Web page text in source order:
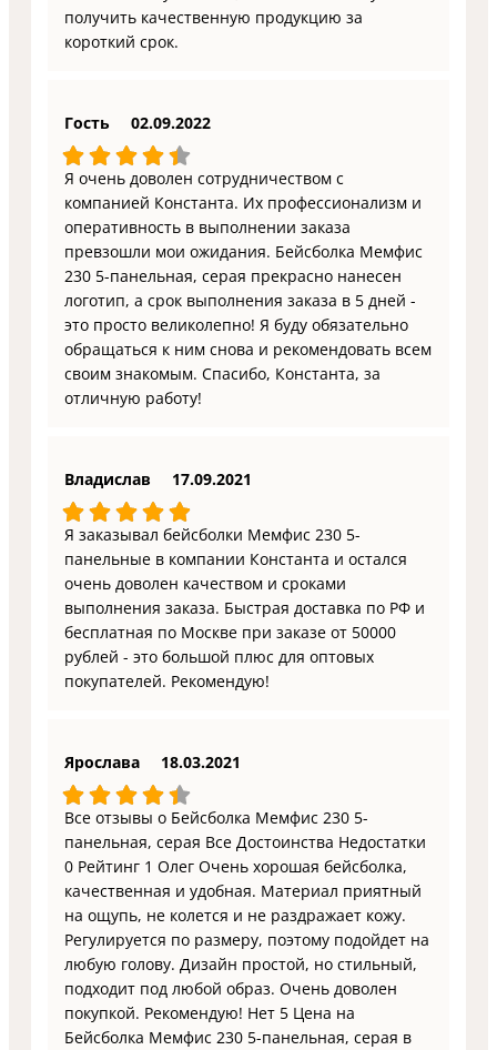
получить качественную продукцию за
короткий срок.
Гость 02.09.2022
Я очень доволен сотрудничеством с
компанией Константа. Их профессионализм и
оперативность в выполнении заказа
превзошли мои ожидания. Бейсболка Мемфис
230 5-панельная, серая прекрасно нанесен
логотип, а срок выполнения заказа в 5 дней -
это просто великолепно! Я буду обязательно
обращаться к ним снова и рекомендовать всем
своим знакомым. Спасибо, Константа, за
отличную работу!
Владислав 17.09.2021
Я заказывал бейсболки Мемфис 230 5-
панельные в компании Константа и остался
очень доволен качеством и сроками
выполнения заказа. Быстрая доставка по РФ и
бесплатная по Москве при заказе от 50000
рублей - это большой плюс для оптовых
покупателей. Рекомендую!
Ярослава 18.03.2021
Все отзывы о Бейсболка Мемфис 230 5-
панельная, серая Все Достоинства Недостатки
0 Рейтинг 1 Олег Очень хорошая бейсболка,
качественная и удобная. Материал приятный
на ощупь, не колется и не раздражает кожу.
Регулируется по размеру, поэтому подойдет на
любую голову. Дизайн простой, но стильный,
подходит под любой образ. Очень доволен
покупкой. Рекомендую! Нет 5 Цена на
Бейсболка Мемфис 230 5-панельная, серая в